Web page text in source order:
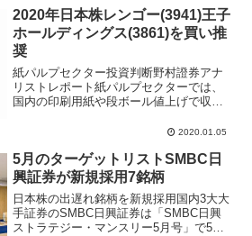
2020年日本株レンゴー(3941)王子
ホールディングス(3861)を買い推
奨
紙パルプセクター投資判断野村證券アナ
リストレポート紙パルプセクターでは、
国内の印刷用紙や段ボール値上げで収益
増益率は鈍化すると予想。パルプ価格は
て、段ボールのマー...
2020.01.05
5月のターゲットリストSMBC日
興証券が新規採用7銘柄
日本株の出遅れ銘柄を新規採用国内3大大
手証券のSMBC日興証券は「SMBC日興
ストラテジー・マンスリー5月号」で5月